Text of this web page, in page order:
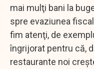
mai mulţi bani la
spre evaziunea
fim atenţi, de
îngrijorat pentru că,
restaurante noi